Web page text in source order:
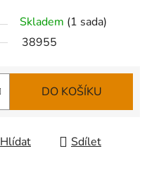
Skladem (1 sada)
38955
DO KOŠÍKU
Hlídat Sdílet